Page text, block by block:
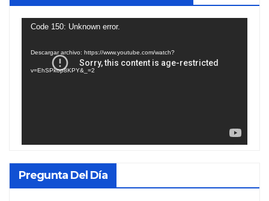
Reproductor
Code 150: Unknown error.
Descargar archivo: https://www.youtube.com/watch?
v=EhSPkop8KPY&_=2
Pregunta Del Día